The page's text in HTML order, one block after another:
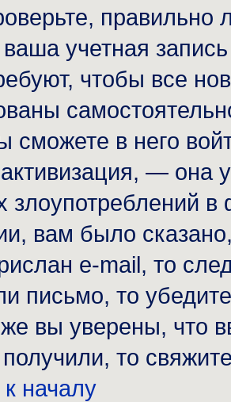
правильно
учетная
чтобы все
сможете в него
активизация, — она
злоупотреблений
вам было
e-mail, то
письмо, то
вы уверены, что
то
началу